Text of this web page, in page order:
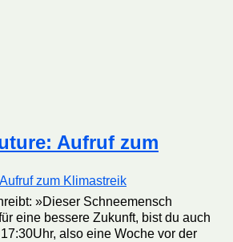
Aufruf zum
»Dieser Schneemensch
eine bessere Zukunft, bist du auch
also eine Woche vor der